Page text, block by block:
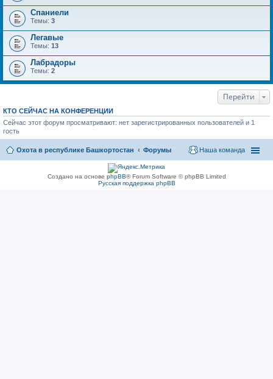
Спаниели
Темы: 3
Легавые
Темы: 13
Лабрадоры
Темы: 2
Перейти
КТО СЕЙЧАС НА КОНФЕРЕНЦИИ
Сейчас этот форум просматривают: нет зарегистрированных пользователей и 1
гость
Охота в республике Башкортостан Форумы Наша команда
Создано на основе phpBB® Forum Software © phpBB Limited
Русская поддержка phpBB